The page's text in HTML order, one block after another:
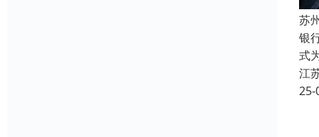
苏
银
式
江
25-